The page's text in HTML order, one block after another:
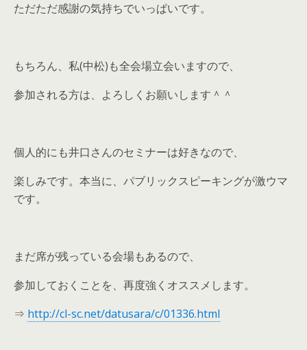
ただただ感謝の気持ちでいっぱいです。
もちろん、私(中松)も全会場立会いますので、
参加される方は、よろしくお願いします＾＾
個人的にも井口さんのセミナーは好きなので、
楽しみです。本当に、パブリックスピーキングが激ウマ
です。
まだ席が残っている会場もあるので、
参加しておくことを、再度強くオススメします。
⇒ http://cl-sc.net/datusara/c/01336.html